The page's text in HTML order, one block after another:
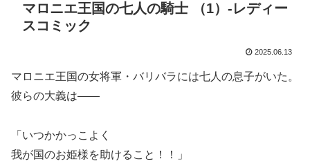
マロニエ王国の七人の騎士 （1）-レディー
スコミック
2025.06.13
マロニエ王国の女将軍・バリバラには七人の息子がいた。
彼らの大義は――
「いつかかっこよく
我が国のお姫様を助けること！！」